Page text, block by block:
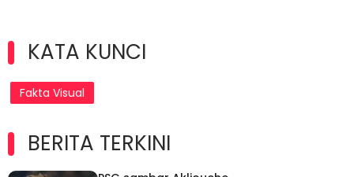
KATA KUNCI
Fakta Visual
BERITA TERKINI